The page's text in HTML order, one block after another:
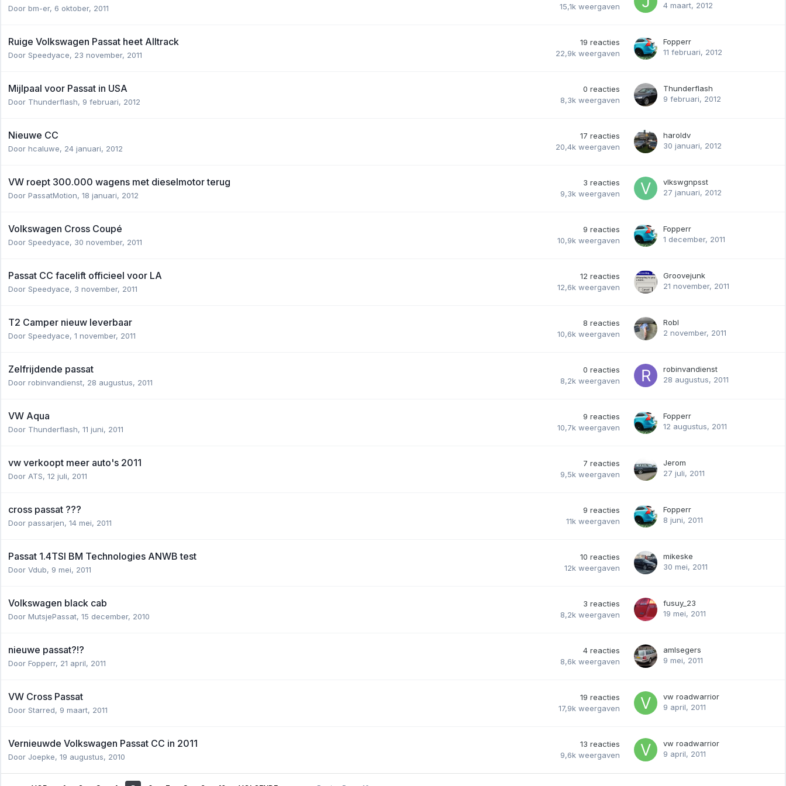
Door bm-er, 6 oktober, 2011 15,1k weergaven 4 maart, 2012
Ruige Volkswagen Passat heet Alltrack
Door Speedyace, 23 november, 2011
19 reacties
22,9k weergaven
Fopperr
11 februari, 2012
Mijlpaal voor Passat in USA
Door Thunderflash, 9 februari, 2012
0 reacties
8,3k weergaven
Thunderflash
9 februari, 2012
Nieuwe CC
Door hcaluwe, 24 januari, 2012
17 reacties
20,4k weergaven
haroldv
30 januari, 2012
VW roept 300.000 wagens met dieselmotor terug
Door PassatMotion, 18 januari, 2012
3 reacties
9,3k weergaven
vlkswgnpsst
27 januari, 2012
Volkswagen Cross Coupé
Door Speedyace, 30 november, 2011
9 reacties
10,9k weergaven
Fopperr
1 december, 2011
Passat CC facelift officieel voor LA
Door Speedyace, 3 november, 2011
12 reacties
12,6k weergaven
Groovejunk
21 november, 2011
T2 Camper nieuw leverbaar
Door Speedyace, 1 november, 2011
8 reacties
10,6k weergaven
Robl
2 november, 2011
Zelfrijdende passat
Door robinvandienst, 28 augustus, 2011
0 reacties
8,2k weergaven
robinvandienst
28 augustus, 2011
VW Aqua
Door Thunderflash, 11 juni, 2011
9 reacties
10,7k weergaven
Fopperr
12 augustus, 2011
vw verkoopt meer auto's 2011
Door ATS, 12 juli, 2011
7 reacties
9,5k weergaven
Jerom
27 juli, 2011
cross passat ???
Door passarjen, 14 mei, 2011
9 reacties
11k weergaven
Fopperr
8 juni, 2011
Passat 1.4TSI BM Technologies ANWB test
Door Vdub, 9 mei, 2011
10 reacties
12k weergaven
mikeske
30 mei, 2011
Volkswagen black cab
Door MutsjePassat, 15 december, 2010
3 reacties
8,2k weergaven
fusuy_23
19 mei, 2011
nieuwe passat?!?
Door Fopperr, 21 april, 2011
4 reacties
8,6k weergaven
amlsegers
9 mei, 2011
VW Cross Passat
Door Starred, 9 maart, 2011
19 reacties
17,9k weergaven
vw roadwarrior
9 april, 2011
Vernieuwde Volkswagen Passat CC in 2011
Door Joepke, 19 augustus, 2010
13 reacties
9,6k weergaven
vw roadwarrior
9 april, 2011